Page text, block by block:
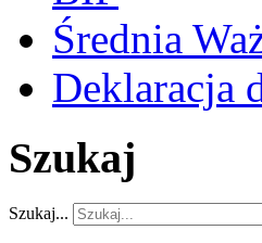
Średnia
Deklaracja
Szukaj
Szukaj...